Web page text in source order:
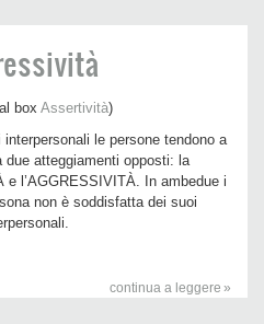
box Assertività)
interpersonali le persone tendono a
due atteggiamenti opposti: la
e l’AGGRESSIVITÀ. In ambedue i
non è soddisfatta dei suoi
continua a leggere